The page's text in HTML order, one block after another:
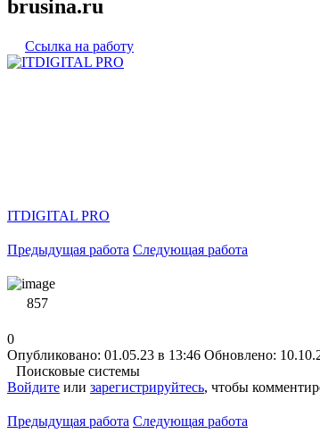
brusina.ru
Ссылка на работу
ITDIGITAL PRO
Предыдущая работа Следующая работа
857
0
Опубликовано: 01.05.23 в 13:46 Обновлено:
Поисковые системы
Войдите или зарегистрируйтесь, чтобы
Предыдущая работа Следующая работа